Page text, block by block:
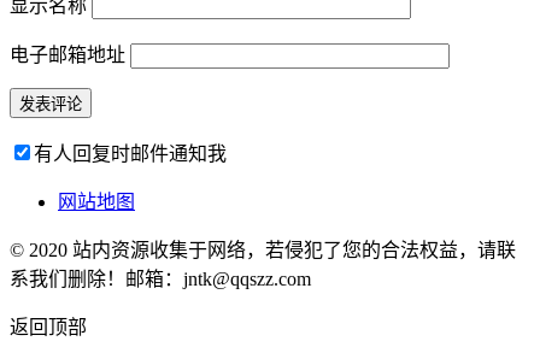
显示名称
电子邮箱地址
有人回复时邮件通知我
网站地图
© 2020 站内资源收集于网络，若侵犯了您的合法权益，请联
系我们删除！邮箱：jntk@qqszz.com
返回顶部